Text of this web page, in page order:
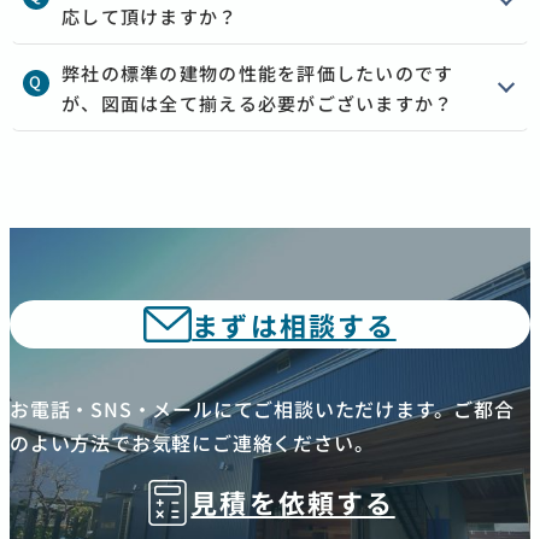
応して頂けますか？
弊社の標準の建物の性能を評価したいのです
が、図面は全て揃える必要がございますか？
まずは相談する
お電話・SNS・メールにてご相談いただけます。ご都合
のよい方法でお気軽にご連絡ください。
見積を依頼する